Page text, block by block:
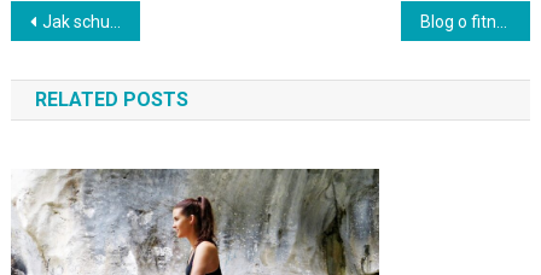
Nawigacja
wpisu
Jak schudnąć i zyskać formę w 30 dni
RELATED POSTS